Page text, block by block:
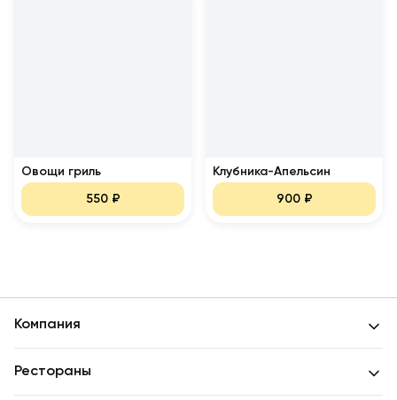
Овощи гриль
550₽
Клубника-Апельсин
900₽
Компания
Рестораны